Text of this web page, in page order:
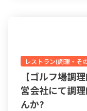
レストラン(調理・そ
【ゴルフ場調
営会社にて調
んか?